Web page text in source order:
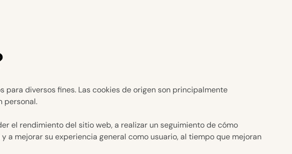
diversos fines. Las cookies de origen son principalmente
personal.
el rendimiento del sitio web, a realizar un seguimiento de cómo
a mejorar su experiencia general como usuario, al tiempo que mejoran